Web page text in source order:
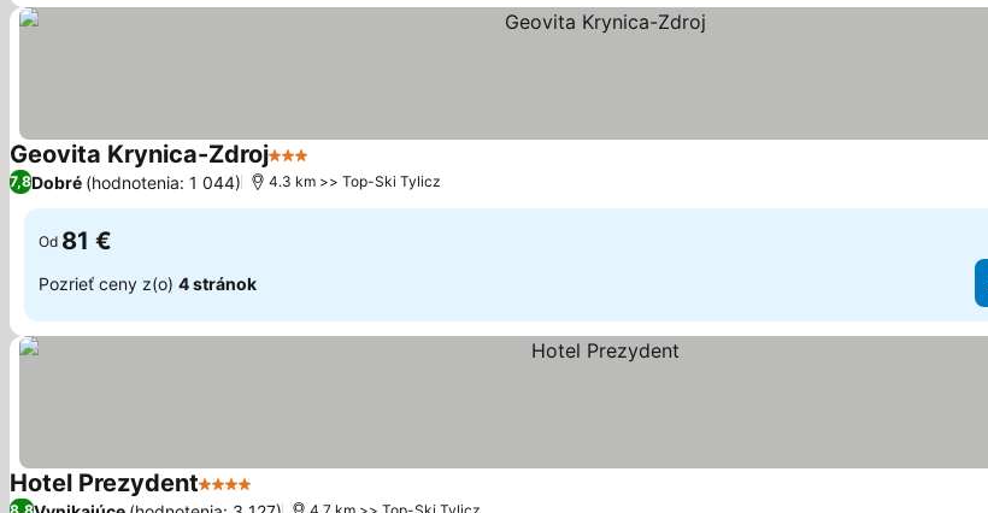
Geovita Krynica-Zdroj3 Počet hviezdičiek
7,8Dobré (hodnotenia: 1 044) 4.3 km >> Top-Ski Tylicz
Od 81 €
Pozrieť ceny z(o) 4 stránok
Hotel Prezydent4 Počet hviezdičiek
Zobraziť ceny